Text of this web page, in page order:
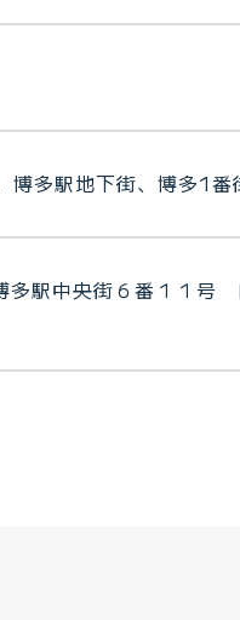
多駅地下街、博多1番
駅中央街６番１１号